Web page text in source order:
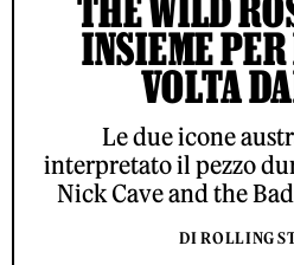
THE WILD
INSIEME
VOLTA
Le due icone
interpretato il pezzo
Nick Cave and the
DI ROLLING